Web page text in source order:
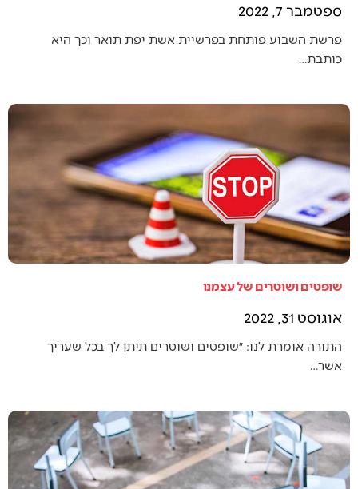
ספטמבר 7, 2022
פרשת השבוע פותחת בפרשיית אשת יפת תואר וכך היא
כותבת…
שופטים ושוטרים של עצמנו
אוגוסט 31, 2022
התורה אומרת לנו: ״שופטים ושוטרים תיתן לך בכל שעריך
אשר…